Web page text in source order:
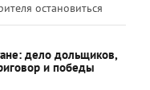
остановиться
дело дольщиков,
и победы